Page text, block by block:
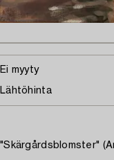
Ei myyty
Lähtöhinta
"Skärgårdsblomster"